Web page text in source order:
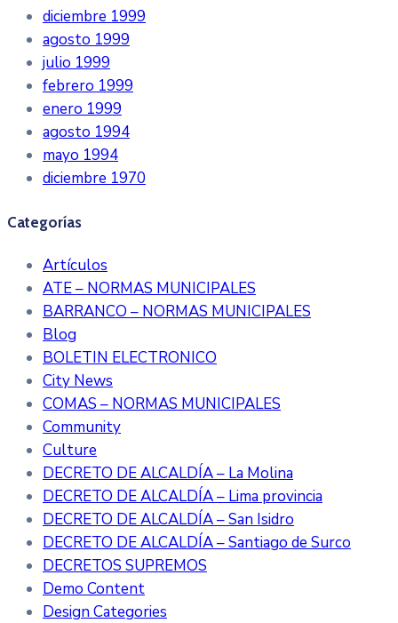
diciembre 1999
agosto 1999
julio 1999
febrero 1999
enero 1999
agosto 1994
mayo 1994
diciembre 1970
Categorías
Artículos
ATE – NORMAS MUNICIPALES
BARRANCO – NORMAS MUNICIPALES
Blog
BOLETIN ELECTRONICO
City News
COMAS – NORMAS MUNICIPALES
Community
Culture
DECRETO DE ALCALDÍA – La Molina
DECRETO DE ALCALDÍA – Lima provincia
DECRETO DE ALCALDÍA – San Isidro
DECRETO DE ALCALDÍA – Santiago de Surco
DECRETOS SUPREMOS
Demo Content
Design Categories